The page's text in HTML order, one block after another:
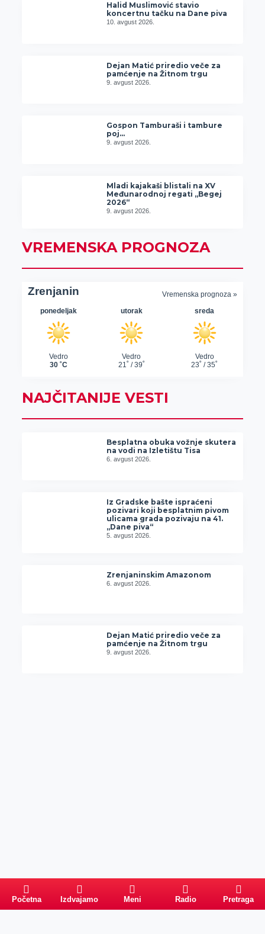
Halid Muslimović stavio
koncertnu tačku na Dane piva
10. avgust 2026.
Dejan Matić priredio veče za
pamćenje na Žitnom trgu
9. avgust 2026.
Gospon Tamburaši i tambure
poj…
9. avgust 2026.
Mladi kajakaši blistali na XV
Međunarodnoj regati „Begej
2026“
9. avgust 2026.
VREMENSKA PROGNOZA
NAJČITANIJE VESTI
Besplatna obuka vožnje skutera
na vodi na Izletištu Tisa
6. avgust 2026.
Iz Gradske bašte ispraćeni
pozivari koji besplatnim pivom
ulicama grada pozivaju na 41.
„Dane piva“
5. avgust 2026.
Zrenjaninskim Amazonom
6. avgust 2026.
Dejan Matić priredio veče za
pamćenje na Žitnom trgu
9. avgust 2026.
Početna Izdvajamo Meni Radio Pretraga